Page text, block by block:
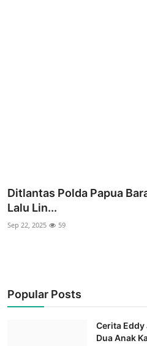
Ditlantas Polda Papua
Lalu Lin...
Sep 22, 2025 59
Popular Posts
Cerita
Dua Anak